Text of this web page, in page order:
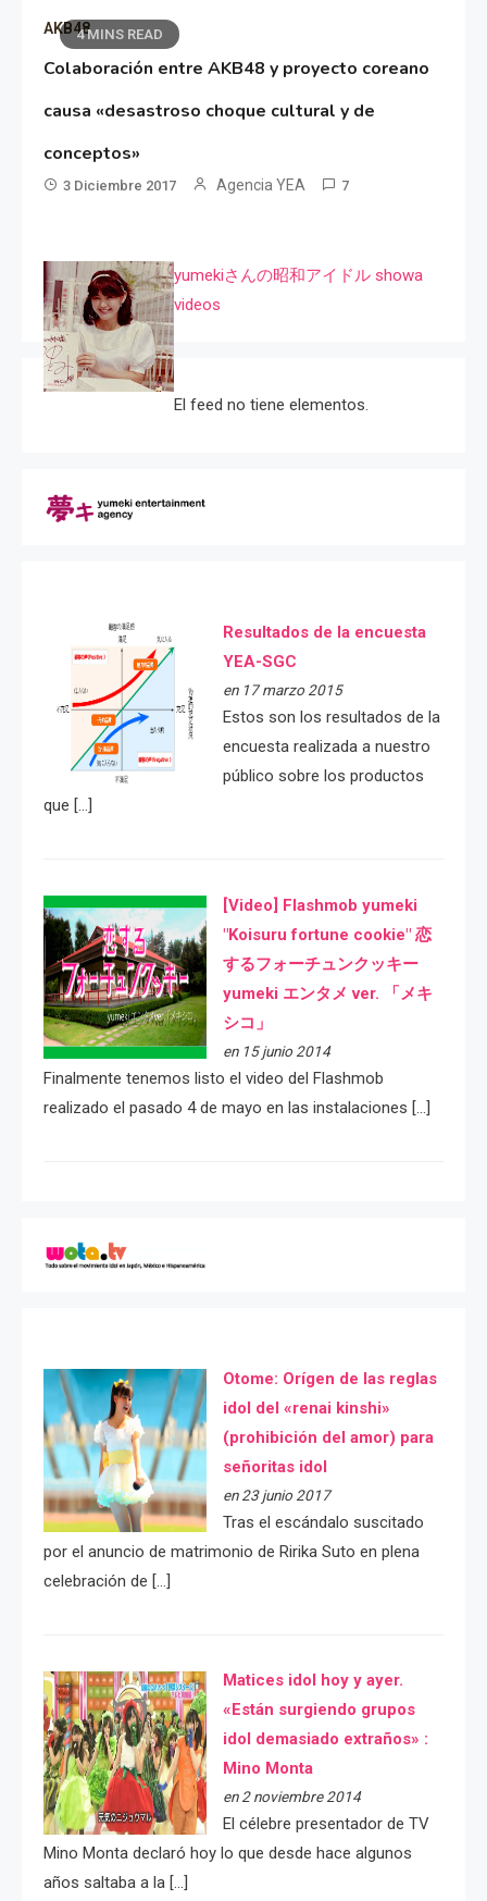
4 MINS READ
AKB48
Colaboración entre AKB48 y proyecto coreano
causa «desastroso choque cultural y de
conceptos»
3 Diciembre 2017 Agencia YEA 7
yumekiさんの昭和アイドル showa
videos
El feed no tiene elementos.
Resultados de la encuesta
YEA-SGC
en 17 marzo 2015
Estos son los resultados de la
encuesta realizada a nuestro
público sobre los productos
que […]
[Video] Flashmob yumeki
"Koisuru fortune cookie" 恋
するフォーチュンクッキー
yumeki エンタメ ver. 「メキ
シコ」
en 15 junio 2014
Finalmente tenemos listo el video del Flashmob
realizado el pasado 4 de mayo en las instalaciones […]
Otome: Orígen de las reglas
idol del «renai kinshi»
(prohibición del amor) para
señoritas idol
en 23 junio 2017
Tras el escándalo suscitado
por el anuncio de matrimonio de Ririka Suto en plena
celebración de […]
Matices idol hoy y ayer.
«Están surgiendo grupos
idol demasiado extraños» :
Mino Monta
en 2 noviembre 2014
El célebre presentador de TV
Mino Monta declaró hoy lo que desde hace algunos
años saltaba a la […]